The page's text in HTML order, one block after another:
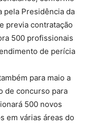
pela Presidência da
previa contratação
500 profissionais
de perícia
para maio a
de concurso para
500 novos
em várias áreas do